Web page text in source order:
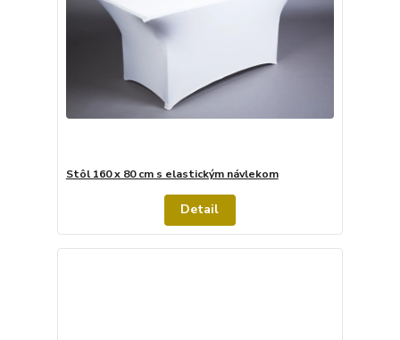
Stôl 160 x 80 cm s elastickým návlekom
Detail